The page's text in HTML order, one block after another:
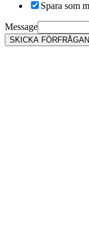
Spara som
Message
SKICKA FÖRFRÅGAN